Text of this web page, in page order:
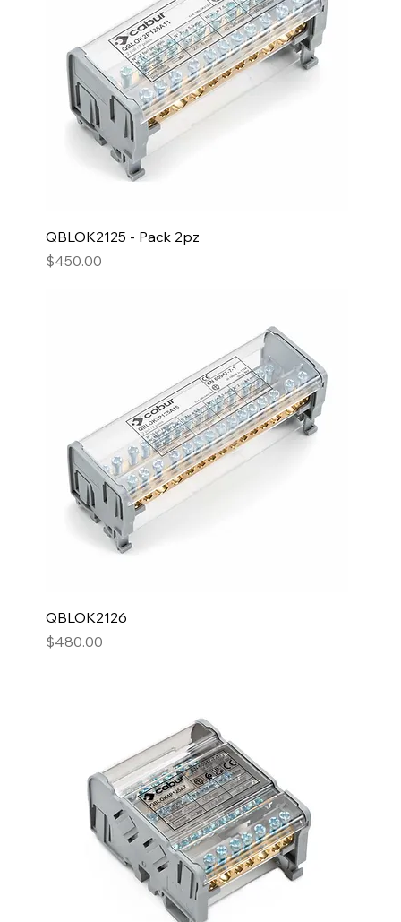
QBLOK2125 - Pack 2pz
Precio
$450.00
QBLOK2126
Precio
$480.00